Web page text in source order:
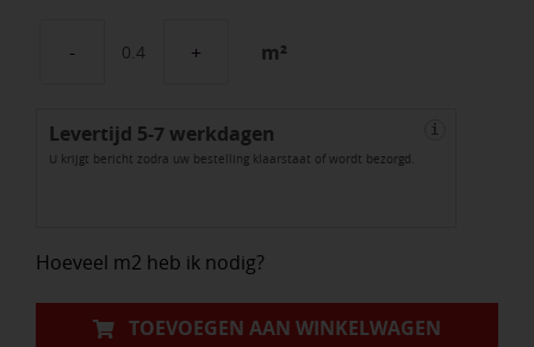
Cera3line
&
Dutch
45x90x3cm
aantal
m²
Levertijd 5-7 werkdagen
U krijgt bericht zodra uw bestelling klaarstaat of wordt bezorgd.
i
Hoeveel m2 heb ik nodig?
TOEVOEGEN AAN WINKELWAGEN